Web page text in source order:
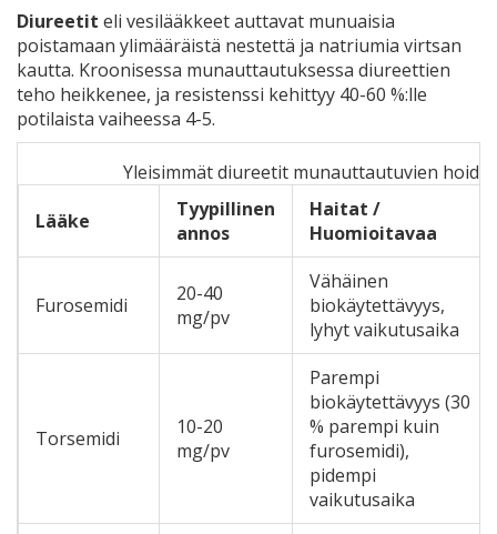
Diureetit eli vesilääkkeet auttavat munuaisia
poistamaan ylimääräistä nestettä ja natriumia virtsan
kautta. Kroonisessa munauttautuksessa diureettien
teho heikkenee, ja resistenssi kehittyy 40-60 %:lle
potilaista vaiheessa 4-5.
Yleisimmät diureetit munauttautuvien
Lääke
Tyypillinen
annos
Haitat /
Huomioitavaa
Furosemidi
20-40
mg/pv
Vähäinen
biokäytettävyys,
lyhyt vaikutusaika
Torsemidi
10-20
mg/pv
Parempi
biokäytettävyys (30
% parempi kuin
furosemidi),
pidempi
vaikutusaika